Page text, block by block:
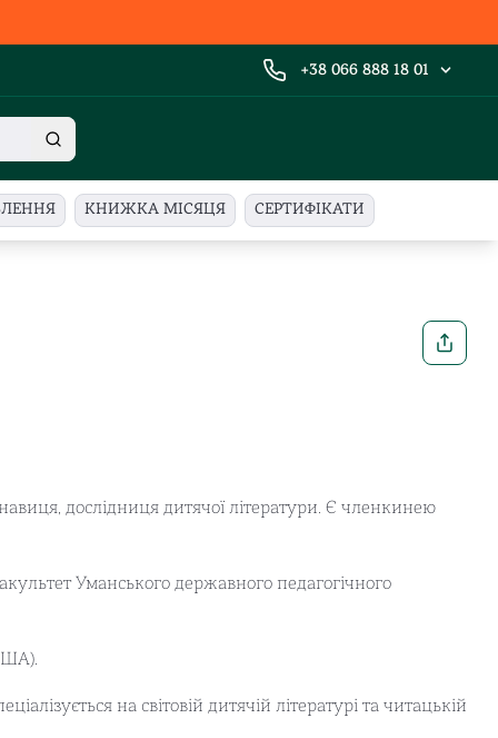
+38 066 888 18 01
КНИЖКА МІСЯЦЯ СЕРТИФІКАТИ
дослідниця дитячої літератури. Є членкинею
Уманського державного педагогічного
на світовій дитячій літературі та читацькій